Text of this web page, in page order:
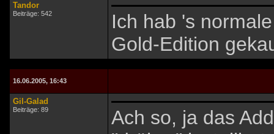
Tandor
Beiträge: 542
Ich hab 's
Gold-Edition
16.06.2005, 16:43
Gil-Galad
Beiträge: 89
Ach so, ja das